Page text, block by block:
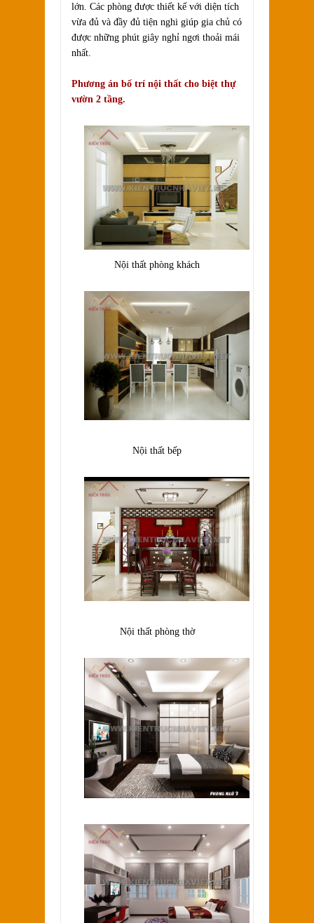
lớn. Các phòng được thiết kế với diện tích
vừa đủ và đầy đủ tiện nghi giúp gia chủ có
được những phút giây nghỉ ngơi thoải mái
nhất.
Phương án bố trí nội thất cho biệt thự
vườn 2 tầng.
Nội thất phòng khách
Nội thất bếp
Nội thất phòng thờ